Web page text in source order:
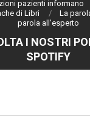
pazienti informano
di Libri La
parola all’esperto
I NOSTRI
SPOTIFY